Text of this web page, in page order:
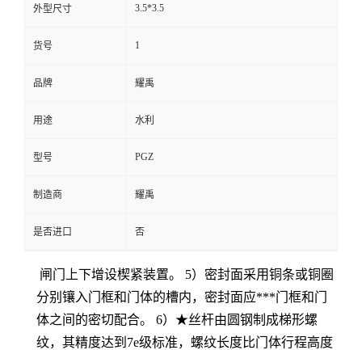
外型尺寸 3.5*3.5
货号 1
品牌 耀禹
用途 水利
型号 PGZ
制造商 耀禹
是否进口 否
闸门上下增设楔紧装置。 5）密封面采用铜条或铜圈
分别镶入门框和门体的槽内，密封面应***门框和门
体之间的密切配合。 6）★丝杆由圆钢制成梯形螺
纹，其精度达到7e级标准，螺纹长度比门体行程高度